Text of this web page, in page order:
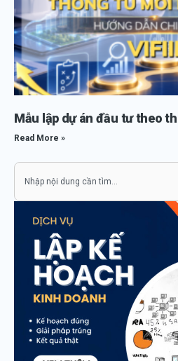
Mẫu lập dự án đầu tư theo
Read More »